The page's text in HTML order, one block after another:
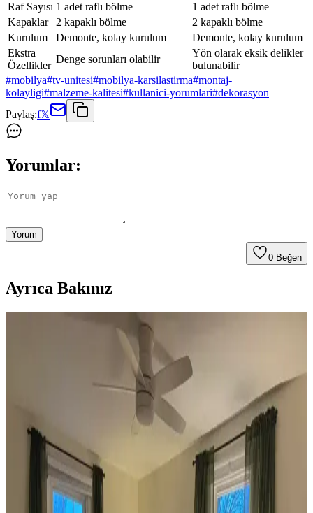
Raf Sayısı 1 adet raflı bölme
1 adet raflı bölme
Kapaklar
2 kapaklı bölme
2 kapaklı bölme
Kurulum
Demonte, kolay kurulum
Demonte, kolay kurulum
Ekstra
Özellikler
Denge sorunları olabilir
Yön olarak eksik delikler
bulunabilir
#mobilya#tv-unitesi#mobilya-karsilastirma#montaj-
kolayligi#malzeme-kalitesi#kullanici-yorumlari#dekorasyon
Paylaş:f𝕏
Yorumlar:
Yorum
0 Beğen
Ayrıca Bakınız
Koltuk ve Aksesuar Sandalyelerde Renk Uyumu ve
Dekorasyonda Görsel Denge Sağlama Yöntemleri
Koltuk ve aksesuar sandalyelerde renk uyumsuzluğu görsel rekabete
yol açabilir. Halı, perde, yastık ve mobilya yerleşimi ile renkler
dengelenerek mekanın estetik bütünlüğü sağlanır.
Ev Dekorasyonunda Denge ve Fonksiyonellik: Renk
Uyumu, Mobilya Yerleşimi ve Estetik İncelemesi
Reddit tartışması üzerinden ev dekorasyonunda renk uyumu,
mobilya yerleşimi ve aksesuar dengesi gibi unsurların yaşam
alanlarının estetik ve fonksiyonelliğini nasıl etkilediği inceleniyor.